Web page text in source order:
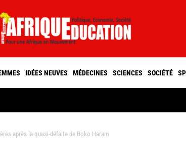
IDÉES NEUVES MÉDECINES SCIENCES SOCIÉTÉ
après la quasi-défaite de Boko Haram